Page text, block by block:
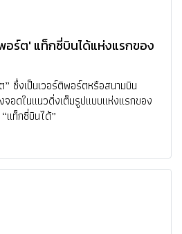
อร์ต' แท็กซี่บินได้แห่งแรกของ
ซึ่งเป็นเวอร์ติพอร์ตหรือสนามบิน
อดในแนวดิ่งเต็มรูปแบบแห่งแรกของ
แท็กซี่บินได้”